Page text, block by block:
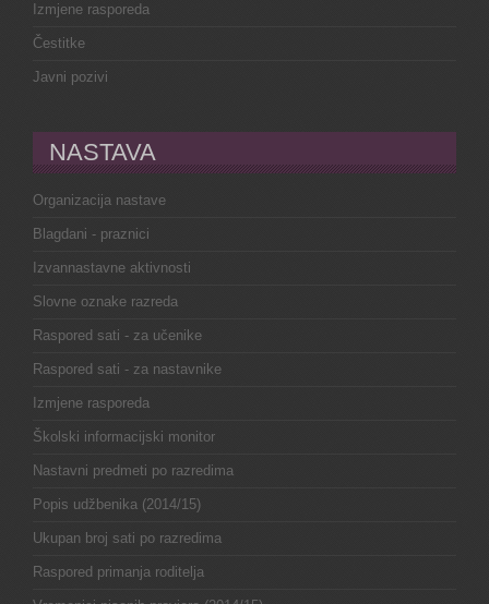
Izmjene rasporeda
Čestitke
Javni pozivi
NASTAVA
Organizacija nastave
Blagdani - praznici
Izvannastavne aktivnosti
Slovne oznake razreda
Raspored sati - za učenike
Raspored sati - za nastavnike
Izmjene rasporeda
Školski informacijski monitor
Nastavni predmeti po razredima
Popis udžbenika (2014/15)
Ukupan broj sati po razredima
Raspored primanja roditelja